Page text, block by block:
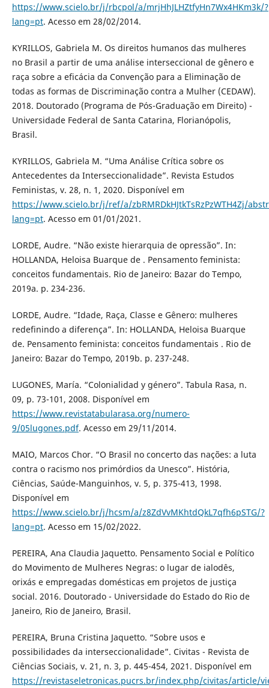
https://www.scielo.br/j/rbcpol/a/mrjHhJLHZtfyHn7Wx4HKm3k/?
lang=pt. Acesso em 28/02/2014.
KYRILLOS, Gabriela M. Os direitos humanos das mulheres
no Brasil a partir de uma análise interseccional de gênero e
raça sobre a eficácia da Convenção para a Eliminação de
todas as formas de Discriminação contra a Mulher (CEDAW).
2018. Doutorado (Programa de Pós-Graduação em Direito) -
Universidade Federal de Santa Catarina, Florianópolis,
Brasil.
KYRILLOS, Gabriela M. “Uma Análise Crítica sobre os
Antecedentes da Interseccionalidade”. Revista Estudos
Feministas, v. 28, n. 1, 2020. Disponível em
https://www.scielo.br/j/ref/a/zbRMRDkHJtkTsRzPzWTH4Zj/
lang=pt. Acesso em 01/01/2021.
LORDE, Audre. “Não existe hierarquia de opressão”. In:
HOLLANDA, Heloisa Buarque de . Pensamento feminista:
conceitos fundamentais. Rio de Janeiro: Bazar do Tempo,
2019a. p. 234-236.
LORDE, Audre. “Idade, Raça, Classe e Gênero: mulheres
redefinindo a diferença”. In: HOLLANDA, Heloisa Buarque
de. Pensamento feminista: conceitos fundamentais . Rio de
Janeiro: Bazar do Tempo, 2019b. p. 237-248.
LUGONES, María. “Colonialidad y género”. Tabula Rasa, n.
09, p. 73-101, 2008. Disponível em
https://www.revistatabularasa.org/numero-
9/05lugones.pdf. Acesso em 29/11/2014.
MAIO, Marcos Chor. “O Brasil no concerto das nações: a luta
contra o racismo nos primórdios da Unesco”. História,
Ciências, Saúde-Manguinhos, v. 5, p. 375-413, 1998.
Disponível em
https://www.scielo.br/j/hcsm/a/z8ZdVvMKhtdQkL7qfh6pSTG/?
lang=pt. Acesso em 15/02/2022.
PEREIRA, Ana Claudia Jaquetto. Pensamento Social e Político
do Movimento de Mulheres Negras: o lugar de ialodês,
orixás e empregadas domésticas em projetos de justiça
social. 2016. Doutorado - Universidade do Estado do Rio de
Janeiro, Rio de Janeiro, Brasil.
PEREIRA, Bruna Cristina Jaquetto. “Sobre usos e
possibilidades da interseccionalidade”. Civitas - Revista de
Ciências Sociais, v. 21, n. 3, p. 445-454, 2021. Disponível em
https://revistaseletronicas.pucrs.br/index.php/civitas/article/